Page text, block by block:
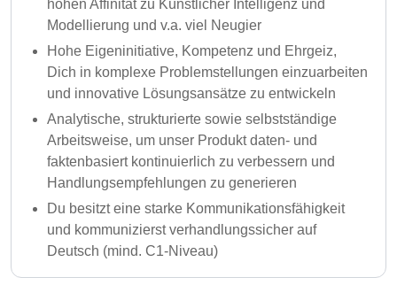
hohen Affinität zu Künstlicher Intelligenz und
Modellierung und v.a. viel Neugier
Hohe Eigeninitiative, Kompetenz und Ehrgeiz,
Dich in komplexe Problemstellungen einzuarbeiten
und innovative Lösungsansätze zu entwickeln
Analytische, strukturierte sowie selbstständige
Arbeitsweise, um unser Produkt daten- und
faktenbasiert kontinuierlich zu verbessern und
Handlungsempfehlungen zu generieren
Du besitzt eine starke Kommunikationsfähigkeit
und kommunizierst verhandlungssicher auf
Deutsch (mind. C1-Niveau)